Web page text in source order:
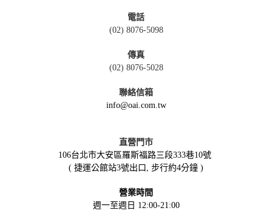
電話
(02) 8076-5098
傳真
(02) 8076-5028
聯絡信箱
info@oai.com.tw
直營門市
106台北市大安區羅斯福路三段333巷10號
( 捷運公館站3號出口, 步行約4分鐘 )
營業時間
週一至週日 12:00-21:00